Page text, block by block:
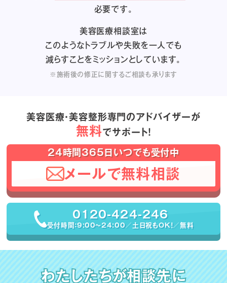
必要です。
美容医療相談室は
このようなトラブルや失敗を一人でも
減らすことをミッションとしています。
※施術後の修正に関するご相談も承ります
美容医療・美容整形専門のアドバイザーが
無料でサポート！
24時間365日いつでも受付中
メールで無料相談
0120-424-246
受付時間：9:00〜24:00／土日祝もOK！／無料
わたしたちが相談先に